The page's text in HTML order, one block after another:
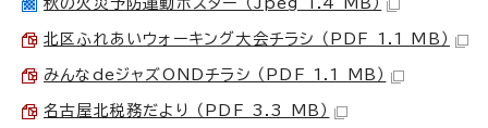
秋の火災予防運動ポスター （Jpeg 1.4 MB）
北区ふれあいウォーキング大会チラシ （PDF 1.1 MB）
みんなdeジャズONDチラシ （PDF 1.1 MB）
名古屋北税務だより （PDF 3.3 MB）